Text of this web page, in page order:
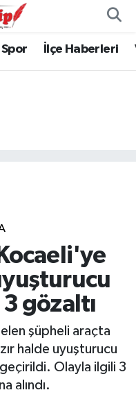
Spor İlçe Haberleri
gözaltı
şüpheli araçta
halde uyuşturucu
Olayla ilgili 3
alındı.